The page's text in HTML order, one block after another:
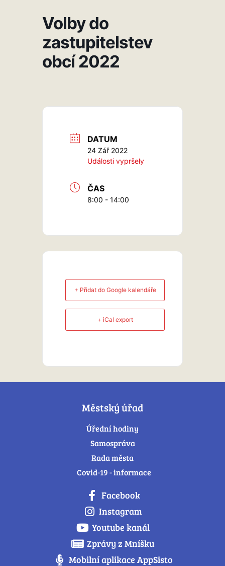
Volby do
zastupitelstev
obcí 2022
DATUM
24 Zář 2022
Události vypršely
ČAS
8:00 - 14:00
+ Přidat do Google kalendáře
+ iCal export
Městský úřad
Úřední hodiny
Samospráva
Rada města
Covid-19 - informace
Facebook
Instagram
Youtube kanál
Zprávy z Mníšku
Mobilní aplikace AppSisto